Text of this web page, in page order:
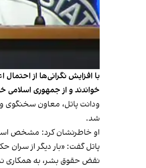
با افزایش نگرانی‌ها از
خواندند و از جمهوری اسلامی
ودانت پاتل، معاون سخنگوی
شد.
او خاطرنشان کرد: مشخص است
پاتل گفت: «بار دیگر از سران
نقض حقوق بشر، به همکاری